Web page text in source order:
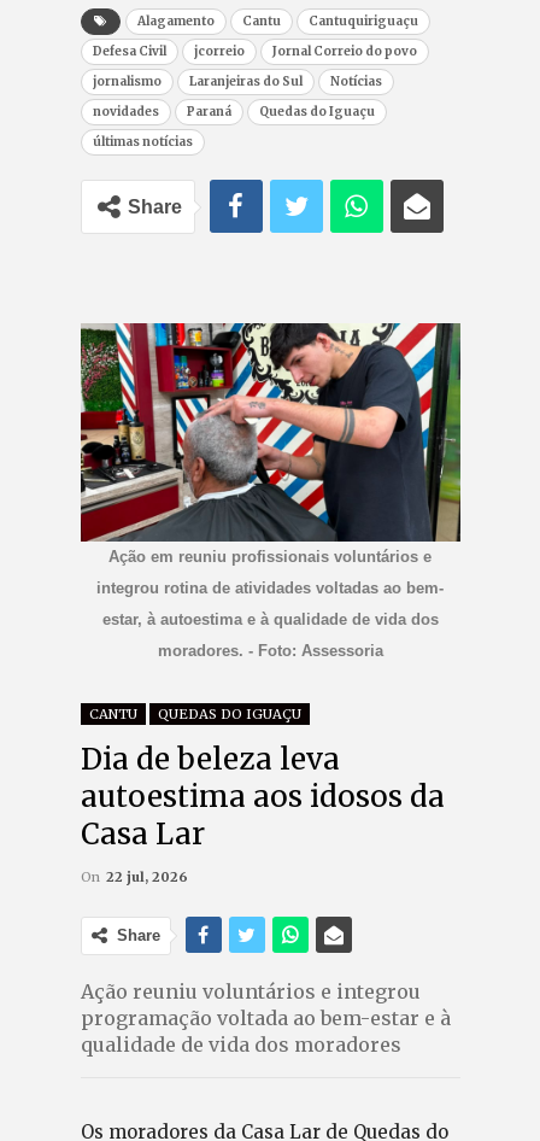
Alagamento Cantu
Cantuquiriguaçu
Defesa Civil
jcorreio
Jornal Correio do povo
jornalismo
Laranjeiras do Sul
Notícias
novidades
Paraná
Quedas do Iguaçu
últimas notícias
Share
Ação em reuniu profissionais voluntários e
integrou rotina de atividades voltadas ao bem-
estar, à autoestima e à qualidade de vida dos
moradores. - Foto: Assessoria
CANTU QUEDAS DO IGUAÇU
Dia de beleza leva
autoestima aos idosos da
Casa Lar
On 22 jul, 2026
Share
Ação reuniu voluntários e integrou
programação voltada ao bem-estar e à
qualidade de vida dos moradores
Os moradores da Casa Lar de Quedas do